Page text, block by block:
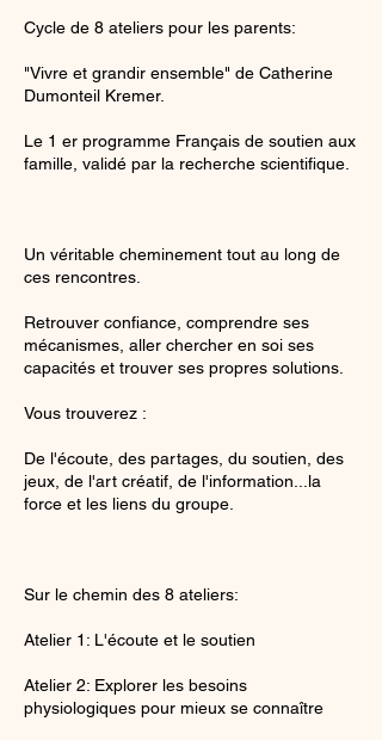
Cycle de 8 ateliers pour les parents:
"Vivre et grandir ensemble" de Catherine
Dumonteil Kremer.
Le 1 er programme Fr​ançais de soutien aux
famille, validé par la recherche scientifique.
Un véritable cheminement tout au long de
ces rencontres.
Retrouver confiance, comprendre ses
mécanismes, aller chercher en soi ses
capacités et trouver ses propres solutions.
Vous trouverez :
De l'écoute, des partages, du soutien, des
jeux, de l'art créatif, de l'information...la
force et les liens du groupe.
Sur le chemin des 8 ateliers:
Atelier 1: L'écoute et le soutien
Atelier 2: Explorer les besoins
physiologiques pour mieux se connaître